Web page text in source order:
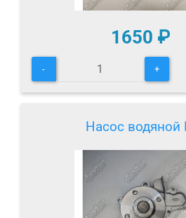
1650 ₽
- +
Насос водяной